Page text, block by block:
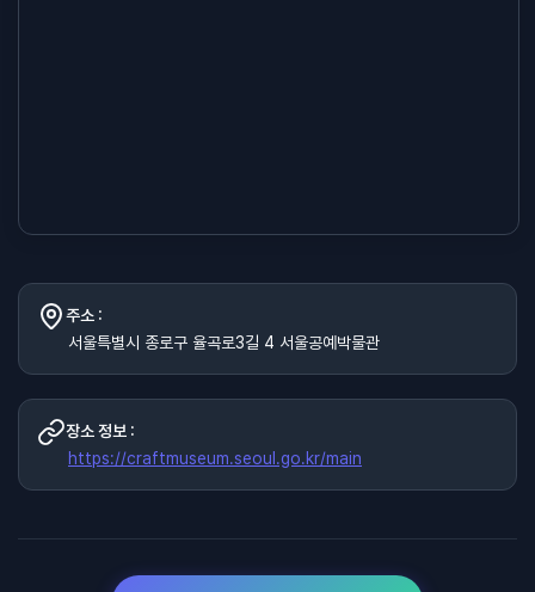
주소 :
서울특별시 종로구 율곡로3길 4 서울공예박물관
장소 정보 :
https://craftmuseum.seoul.go.kr/main